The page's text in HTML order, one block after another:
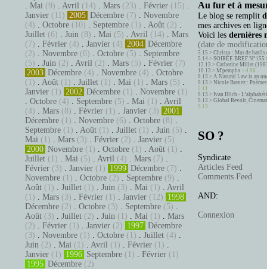
. Mai (9) . Avril (14) . Mars (23) . Février (15) .
Janvier (11) 2005 Décembre (7) . Novembre
(4) . Octobre (10) . Septembre (1) . Août (2) .
Juillet (6) . Juin (8) . Mai (5) . Avril (14) . Mars
(7) . Février (4) . Janvier (4) 2004 Décembre
(2) . Novembre (6) . Octobre (5) . Septembre
(5) . Juin (2) . Avril (2) . Mars (5) . Février (7)
2003 Décembre (4) . Novembre (4) . Octobre
(1) . Août (1) . Juillet (1) . Mai (1) . Mars (5) .
Janvier (1) 2002 Décembre (1) . Novembre (1)
. Octobre (4) . Septembre (5) . Mai (1) . Avril
(4) . Mars (8) . Février (1) . Janvier (3) 2001
Décembre (1) . Novembre (6) . Octobre (8) .
Septembre (1) . Août (1) . Juillet (1) . Juin (5) .
Mai (1) . Mars (3) . Février (2) . Janvier (5)
2000 Novembre (1) . Octobre (1) . Août (1) .
Juillet (1) . Mai (5) . Avril (4) . Mars (7) .
Février (3) . Janvier (1) 1999 Décembre (7) .
Novembre (1) . Octobre (2) . Septembre (9) .
Août (1) . Juillet (1) . Juin (3) . Mai (1) . Avril
(1) . Mars (3) . Février (1) . Janvier (12) 1998
Décembre (2) . Octobre (3) . Septembre (5) .
Août (3) . Juillet (2) . Juin (1) . Mai (1) . Mars
(2) . Février (1) . Janvier (2) 1997 Décembre
(3) . Novembre (1) . Octobre (1) . Juillet (4) .
Juin (2) . Mai (1) . Avril (1) . Février (1) .
Janvier (1) 1996 Septembre (1) . Février (1)
1995 Décembre (2)
Au fur et à
Le blog se remplit
mes archives en
Voici les dernières
(date de
5.15 > Christo : Mur de barils
5.14 > SOIRÉE BREF
12.13 > Catherine Millet
10.13 > M'pempba < 4.06
9.13 > A Natural Law is an
9.13 > Nicole Brenez :
2.11
9.13 > Ivan Illich -
9.13 > Global Revolt,
9.13
SO ?
Syndicate
Articles Feed
Comments Feed
AND:
Connexion